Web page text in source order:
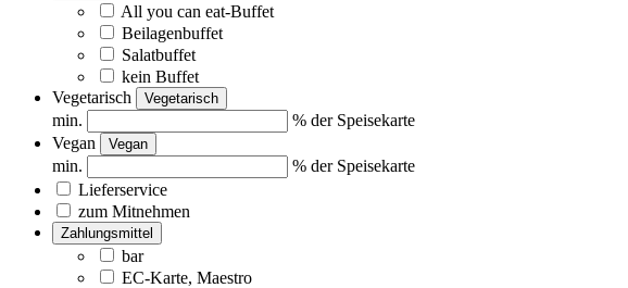
All you can eat-Buffet
Beilagenbuffet
Salatbuffet
kein Buffet
Vegetarisch
Vegetarisch
min.
% der Speisekarte
Vegan
Vegan
min.
% der Speisekarte
Lieferservice
zum Mitnehmen
Zahlungsmittel
bar
EC-Karte, Maestro